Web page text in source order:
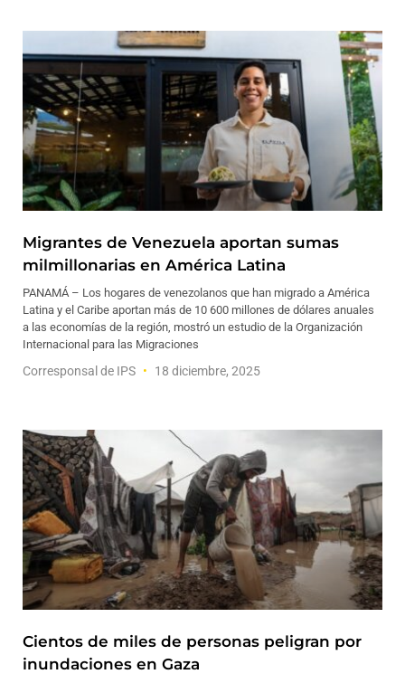
Migrantes de Venezuela aportan sumas
milmillonarias en América Latina
PANAMÁ – Los hogares de venezolanos que han migrado a América
Latina y el Caribe aportan más de 10 600 millones de dólares anuales
a las economías de la región, mostró un estudio de la Organización
Internacional para las Migraciones
Corresponsal de IPS 18 diciembre, 2025
Cientos de miles de personas peligran por
inundaciones en Gaza